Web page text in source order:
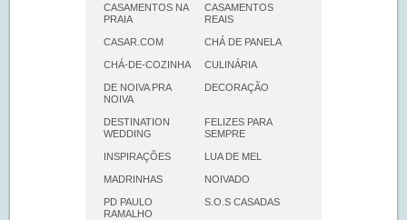
CASAMENTOS NA
PRAIA
CASAMENTOS
REAIS
CASAR.COM CHÁ DE PANELA
CHÁ-DE-COZINHA CULINÁRIA
DE NOIVA PRA
NOIVA
DECORAÇÃO
DESTINATION
WEDDING
FELIZES PARA
SEMPRE
INSPIRAÇÕES LUA DE MEL
MADRINHAS NOIVADO
PD PAULO
RAMALHO
S.O.S CASADAS